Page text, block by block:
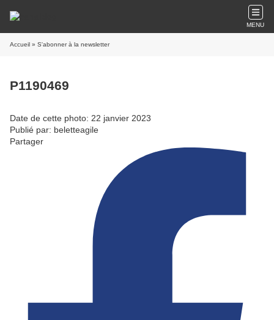
MENU
Accueil » S'abonner à la newsletter
P1190469
Date de cette photo: 22 janvier 2023
Publié par: beletteagile
Partager